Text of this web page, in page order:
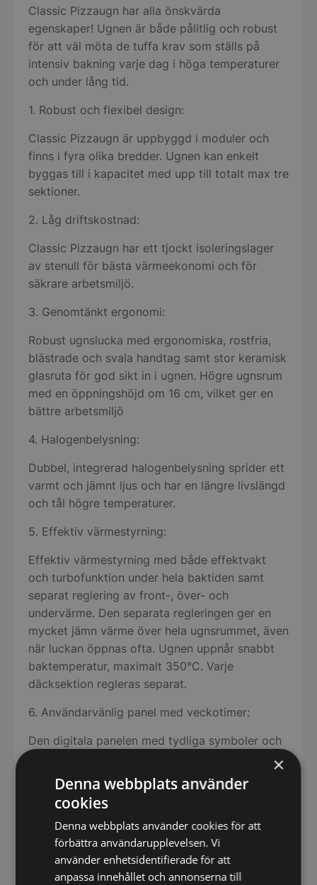
Classic Pizzaugn har alla önskvärda
egenskaper! Ugnen är både pålitlig och robust
för att väl möta de tuffa krav som ställs på
intensiv bakning varje dag i höga temperaturer
och under lång tid.
1. Robust och flexibel design:
Classic Pizzaugn är uppbyggd i moduler och
finns i fyra olika bredder. Ugnen kan enkelt
byggas till i kapacitet med upp till totalt max tre
sektioner.
2. Låg driftskostnad:
Classic Pizzaugn har ett tjockt isoleringslager
av stenull för bästa värmeekonomi och för
säkrare arbetsmiljö.
3. Genomtänkt ergonomi:
Robust ugnslucka med ergonomiska, rostfria,
blästrade och svala handtag samt stor keramisk
glasruta för god sikt in i ugnen. Högre ugnsrum
med en öppningshöjd om 16 cm, vilket ger en
bättre arbetsmiljö
4. Halogenbelysning:
Dubbel, integrerad halogenbelysning sprider ett
varmt och jämnt ljus och har en längre livslängd
och tål högre temperaturer.
5. Effektiv värmestyrning:
Effektiv värmestyrning med både effektvakt
och turbofunktion under hela baktiden samt
separat reglering av front-, över- och
undervärme. Den separata regleringen ger en
mycket jämn värme över hela ugnsrummet, även
när luckan öppnas ofta. Ugnen uppnår snabbt
baktemperatur, maximalt 350°C. Varje
däcksektion regleras separat.
6. Användarvänlig panel med veckotimer:
Den digitala panelen med tydliga symboler och
komponenter sitter till höger, vilket underlättar
vid installation och service. Panelen är försedd
med veckotimer vilket beroende på
programmering, gör att ugnen kan stå startklar
vid arbetspassets början.
7. Pizzasten:
×
Denna webbplats använder
cookies
Denna webbplats använder cookies för att
förbättra användarupplevelsen. Vi
använder enhetsidentifierade för att
anpassa innehållet och annonserna till